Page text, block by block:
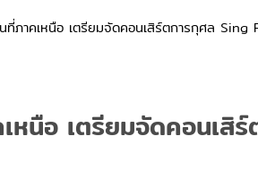
ภาคเหนือ เตรียมจัดคอนเสิร์ตการกุศล
หนือ เตรียมจัดคอนเสิ